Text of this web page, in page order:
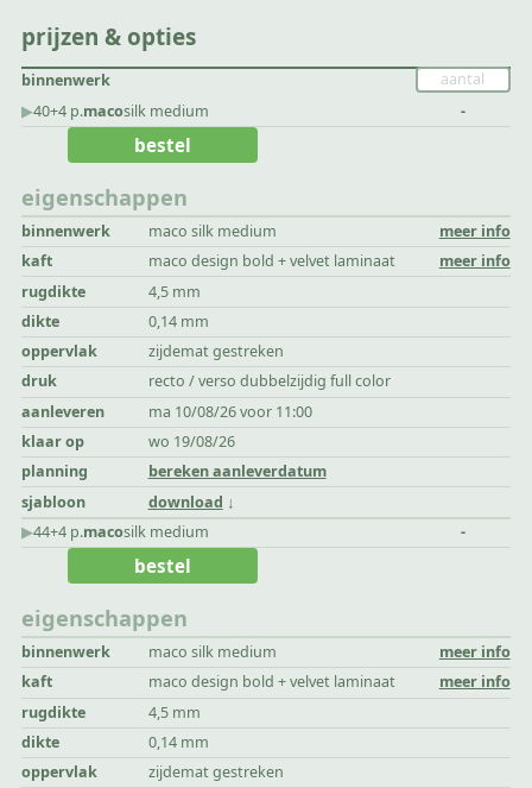
prijzen & opties
binnenwerk
▶︎40+4 p.macosilk medium -
eigenschappen
binnenwerk maco silk medium
meer info
kaft
maco design bold + velvet laminaat
meer info
rugdikte
4,5 mm
dikte
0,14 mm
oppervlak
zijdemat gestreken
druk
recto / verso dubbelzijdig full color
aanleveren
ma 10/08/26 voor 11:00
klaar op
wo 19/08/26
planning
bereken aanleverdatum
sjabloon
download
bestel
▶︎44+4 p.macosilk medium -
eigenschappen
binnenwerk maco silk medium
meer info
kaft
maco design bold + velvet laminaat
meer info
rugdikte
4,5 mm
dikte
0,14 mm
oppervlak
zijdemat gestreken
bestel